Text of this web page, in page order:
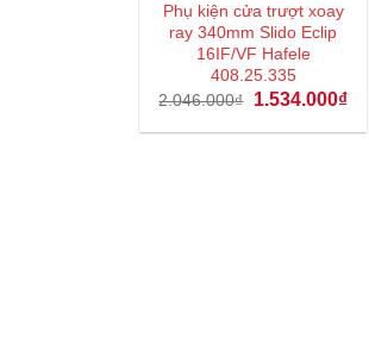
Phụ kiện cửa trượt xoay
ray 340mm Slido Eclip
16IF/VF Hafele
408.25.335
2.046.000₫ Giá
là:
1.534.000₫Giá
tại